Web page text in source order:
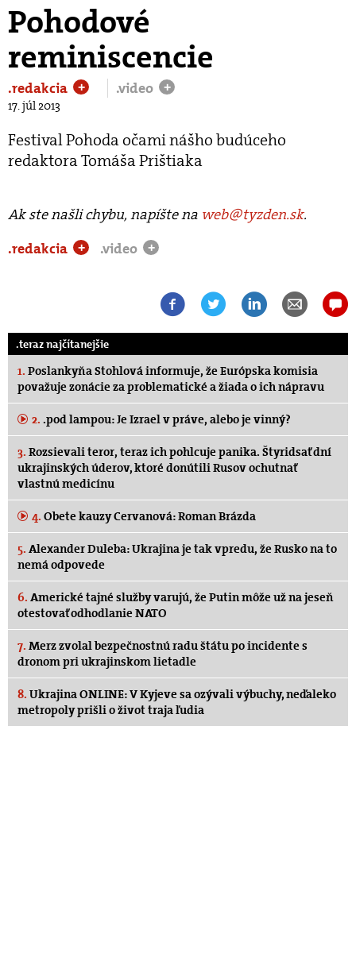
Pohodové
reminiscencie
.redakcia + .video +
17. júl 2013
Festival Pohoda očami nášho budúceho
redaktora Tomáša Prištiaka
Ak ste našli chybu, napíšte na web@tyzden.sk.
.redakcia
+ .video +
.teraz najčítanejšie
1. Poslankyňa Stohlová informuje, že Európska komisia
považuje zonácie za problematické a žiada o ich nápravu
2. .pod lampou: Je Izrael v práve, alebo je vinný?
3. Rozsievali teror, teraz ich pohlcuje panika. Štyridsať dní
ukrajinských úderov, ktoré donútili Rusov ochutnať
vlastnú medicínu
4. Obete kauzy Cervanová: Roman Brázda
5. Alexander Duleba: Ukrajina je tak vpredu, že Rusko na to
nemá odpovede
6. Americké tajné služby varujú, že Putin môže už na jeseň
otestovať odhodlanie NATO
7. Merz zvolal bezpečnostnú radu štátu po incidente s
dronom pri ukrajinskom lietadle
8. Ukrajina ONLINE: V Kyjeve sa ozývali výbuchy, neďaleko
metropoly prišli o život traja ľudia